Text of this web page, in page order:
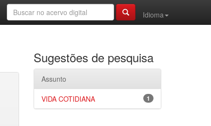
Idioma
Sugestões de pesquisa
Assunto
1
VIDA COTIDIANA